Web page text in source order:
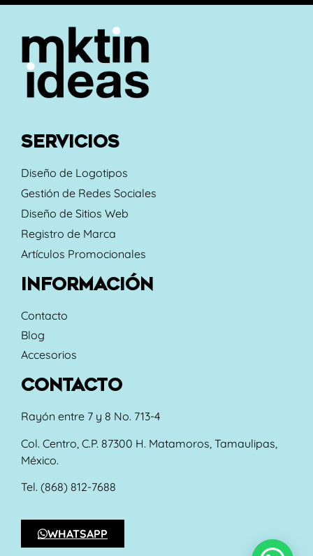
SERVICIOS
Diseño de Logotipos
Gestión de Redes Sociales
Diseño de Sitios Web
Registro de Marca
Artículos Promocionales
INFORMACIÓN
Contacto
Blog
Accesorios
CONTACTO
Rayón entre 7 y 8 No. 713-4
Col. Centro, C.P. 87300 H. Matamoros, Tamaulipas,
México.
Tel. (868) 812-7688
WHATSAPP